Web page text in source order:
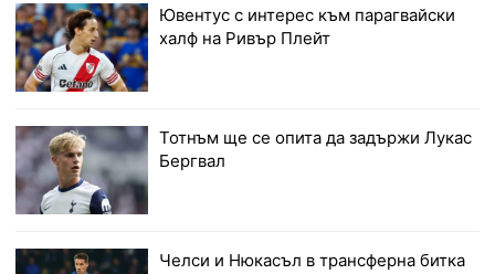
Ювентус с интерес към парагвайски
халф на Ривър Плейт
Тотнъм ще се опита да задържи Лукас
Бергвал
Челси и Нюкасъл в трансферна битка